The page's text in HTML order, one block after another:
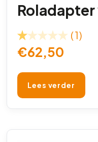
(1)
€62,50
Lees verder